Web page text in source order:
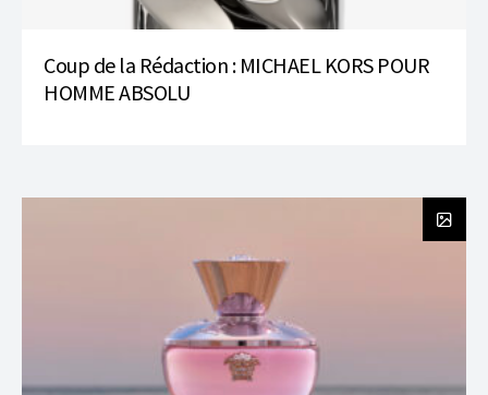
Coup de la Rédaction : MICHAEL KORS POUR
HOMME ABSOLU